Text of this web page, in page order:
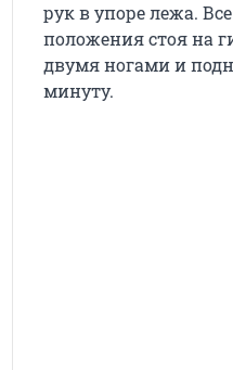
рук в упоре лежа.
положения стоя на
двумя ногами и
минуту.